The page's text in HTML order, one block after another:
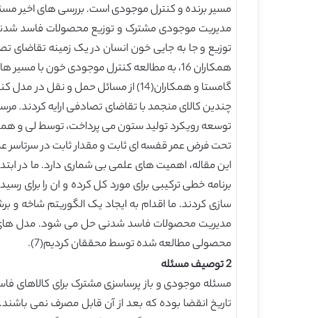
مسیر برنده و کنترل موجودی است. بررسی های اخیر مسئله مسیر
توزیع و جا به جایی خون انسان در یک زمینه
همکاران 16، به مطالعه کنترل موجودی خون
تحت فرض عمر قفسه ای ثابت و مقدار ثابت در سرتاسر
برنامه خطی ترکیبی برای مورد کل کرده و ان را برای
محصولی مطالعه شده توسط محققان کردیم(7).
2 توصیف مسئله
مسئله موجودی و باز پرساسزی مشترک برای کالاهای
تاریخ انقضا بوده که بعد از آن قابل مصرف نمی